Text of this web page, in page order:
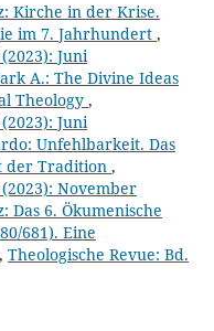
Kirche in der Krise.
im 7. Jahrhundert ,
Juni
A.: The Divine Ideas
Theology ,
Juni
Unfehlbarkeit. Das
der Tradition ,
November
Das 6. Ökumenische
681). Eine
, Theologische Revue: Bd.